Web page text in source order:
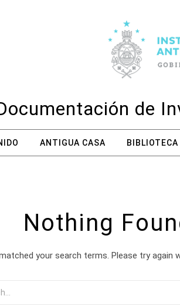
de
ANTIGUA CASA BIBLIOTECA
Nothing
your search terms. Please try again